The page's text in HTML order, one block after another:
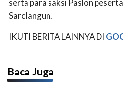
serta para saksi Paslon
Sarolangun.
IKUTI BERITA LAINNYA DI
Baca Juga